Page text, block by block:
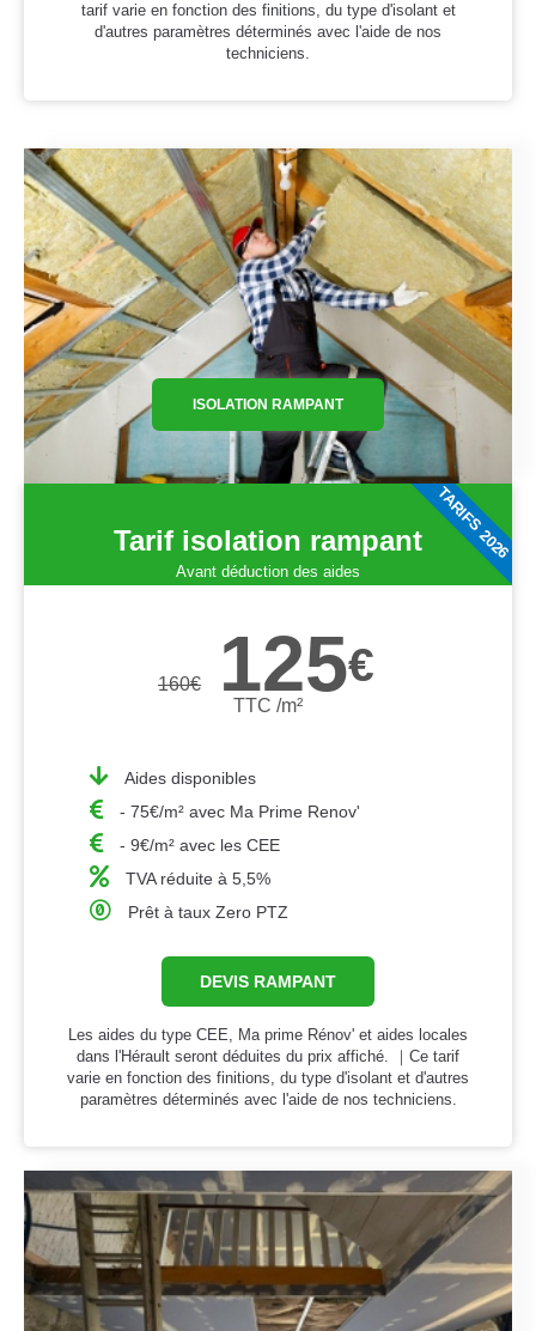
tarif varie en fonction des finitions, du type d'isolant et
d'autres paramètres déterminés avec l'aide de nos
techniciens.
ISOLATION RAMPANT
Tarif isolation rampant
Avant déduction des aides
160€ 125€
TTC /m²
Aides disponibles
- 75€/m² avec Ma Prime Renov'
- 9€/m² avec les CEE
TVA réduite à 5,5%
Prêt à taux Zero PTZ
DEVIS RAMPANT
Les aides du type CEE, Ma prime Rénov' et aides locales
dans l'Hérault seront déduites du prix affiché. ｜Ce tarif
varie en fonction des finitions, du type d'isolant et d'autres
paramètres déterminés avec l'aide de nos techniciens.
TARIFS 2026